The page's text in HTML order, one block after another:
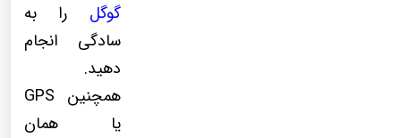
گوگل را به
سادگی انجام
دهید.
همچنین GPS
یا همان